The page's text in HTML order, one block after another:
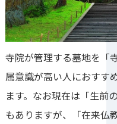
寺院が管理する墓地を「
属意識が高い人におすす
ます。なお現在は「生前
もありますが、「在来仏